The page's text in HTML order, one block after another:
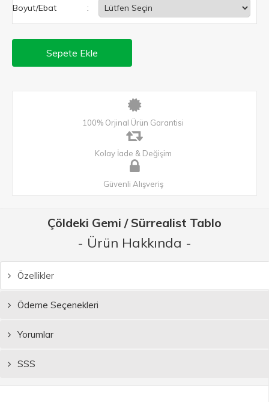
Boyut/Ebat :
Sepete Ekle
100% Orjinal Ürün Garantisi
Kolay İade & Değişim
Güvenli Alışveriş
Çöldeki Gemi / Sürrealist Tablo
- Ürün Hakkında -
Özellikler
Ödeme Seçenekleri
Yorumlar
SSS